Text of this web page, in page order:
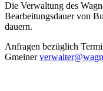
Die Verwaltung des
Bearbeitungsdauer von
dauern.
Anfragen bezüglich
Gmeiner